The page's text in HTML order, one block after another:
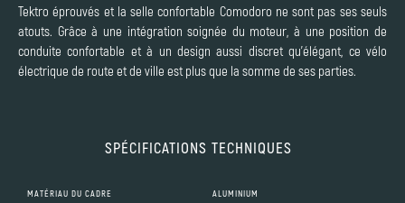
Tektro éprouvés et la selle confortable Comodoro ne sont pas ses seuls
atouts. Grâce à une intégration soignée du moteur, à une position de
conduite confortable et à un design aussi discret qu’élégant, ce vélo
électrique de route et de ville est plus que la somme de ses parties.
SPÉCIFICATIONS TECHNIQUES
MATÉRIAU DU CADRE ALUMINIUM